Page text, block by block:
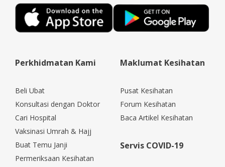
Perkhidmatan Kami
Beli Ubat
Konsultasi dengan Doktor
Cari Hospital
Vaksinasi Umrah & Hajj
Buat Temu Janji
Permeriksaan Kesihatan
Maklumat Kesihatan
Pusat Kesihatan
Forum Kesihatan
Baca Artikel Kesihatan
Servis COVID-19